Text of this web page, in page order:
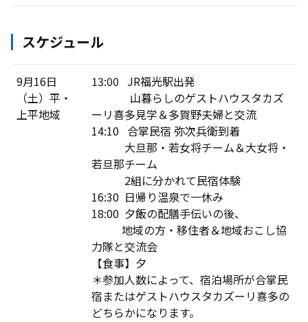
スケジュール
9月16日
（土）平・
上平地域
13:00 JR福光駅出発
山暮らしのゲストハウスタカズ
ーリ喜多見学＆多賀野夫婦と交流
14:10 合掌民宿 弥次兵衛到着
大旦那・若女将チーム＆大女将・
若旦那チーム
2組に分かれて民宿体験
16:30 日帰り温泉で一休み
18:00 夕飯の配膳手伝いの後、
地域の方・移住者＆地域おこし協
力隊と交流会
【食事】夕
＊参加人数によって、宿泊場所が合掌民
宿またはゲストハウスタカズーリ喜多の
どちらかになります。